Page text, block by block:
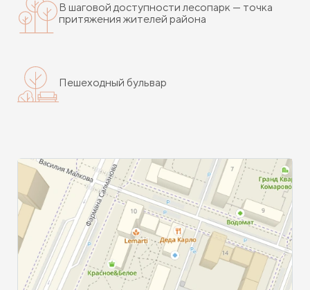
В шаговой доступности лесопарк — точка
притяжения жителей района
Пешеходный бульвар